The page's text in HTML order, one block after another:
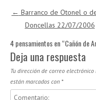
Navegación de entradas
← Barranco de Otonel o
Doncellas 22/07/2006
4 pensamientos en “Cañón de
Deja una respuesta
Tu dirección de correo electrónico
están marcados con *